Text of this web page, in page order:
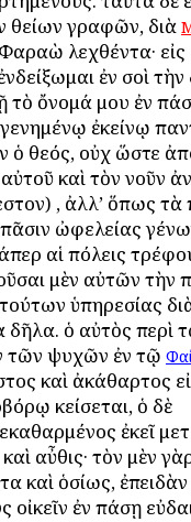
θείων γραφῶν, διὰ
λεχθέντα·
ἐν σοὶ τὴν
τὸ ὄνομά μου ἐν
ἐκείνῳ
ὁ θεός, οὐχ ὥστε
καὶ τὸν νοῦν
, ἀλλ’ ὅπως τὰ
ὠφελείας
αἱ πόλεις
μὲν αὐτῶν τὴν
ὑπηρεσίας
δῆλα. ὁ αὐτὸς περὶ
τῶν ψυχῶν ἐν τῷ
καὶ ἀκάθαρτος
κείσεται, ὁ δὲ
ἐκεῖ
αὖθις· τὸν μὲν
καὶ ὁσίως,
οἰκεῖν ἐν πάσῃ